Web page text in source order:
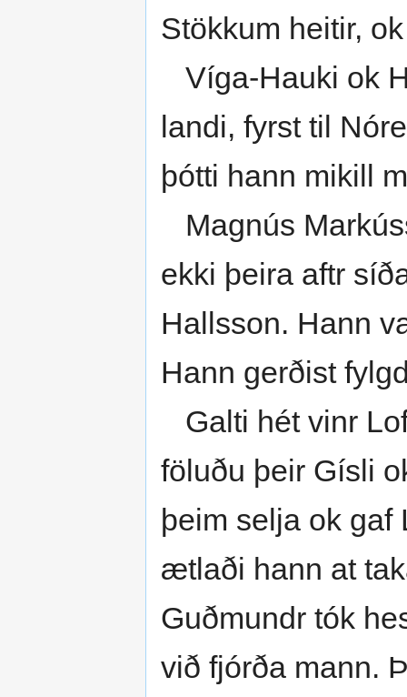
Stökkum heitir,
Víga-Hauki ok
landi, fyrst til
þótti hann mikill
Magnús
ekki þeira aftr
Hallsson. Hann
Hann gerðist
Galti hét vinr
föluðu þeir Gísli
þeim selja ok gaf
ætlaði hann at
Guðmundr tók
við fjórða mann.